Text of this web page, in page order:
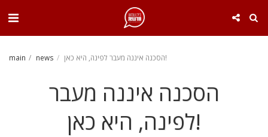
main news הסכנה איננה מעבר לפינה, היא כאן!
הסכנה איננה מעבר
לפינה, היא כאן!